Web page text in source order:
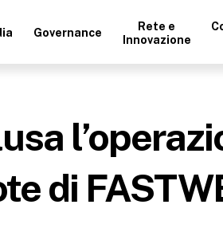
Governance
Rete e
Innovazione
di